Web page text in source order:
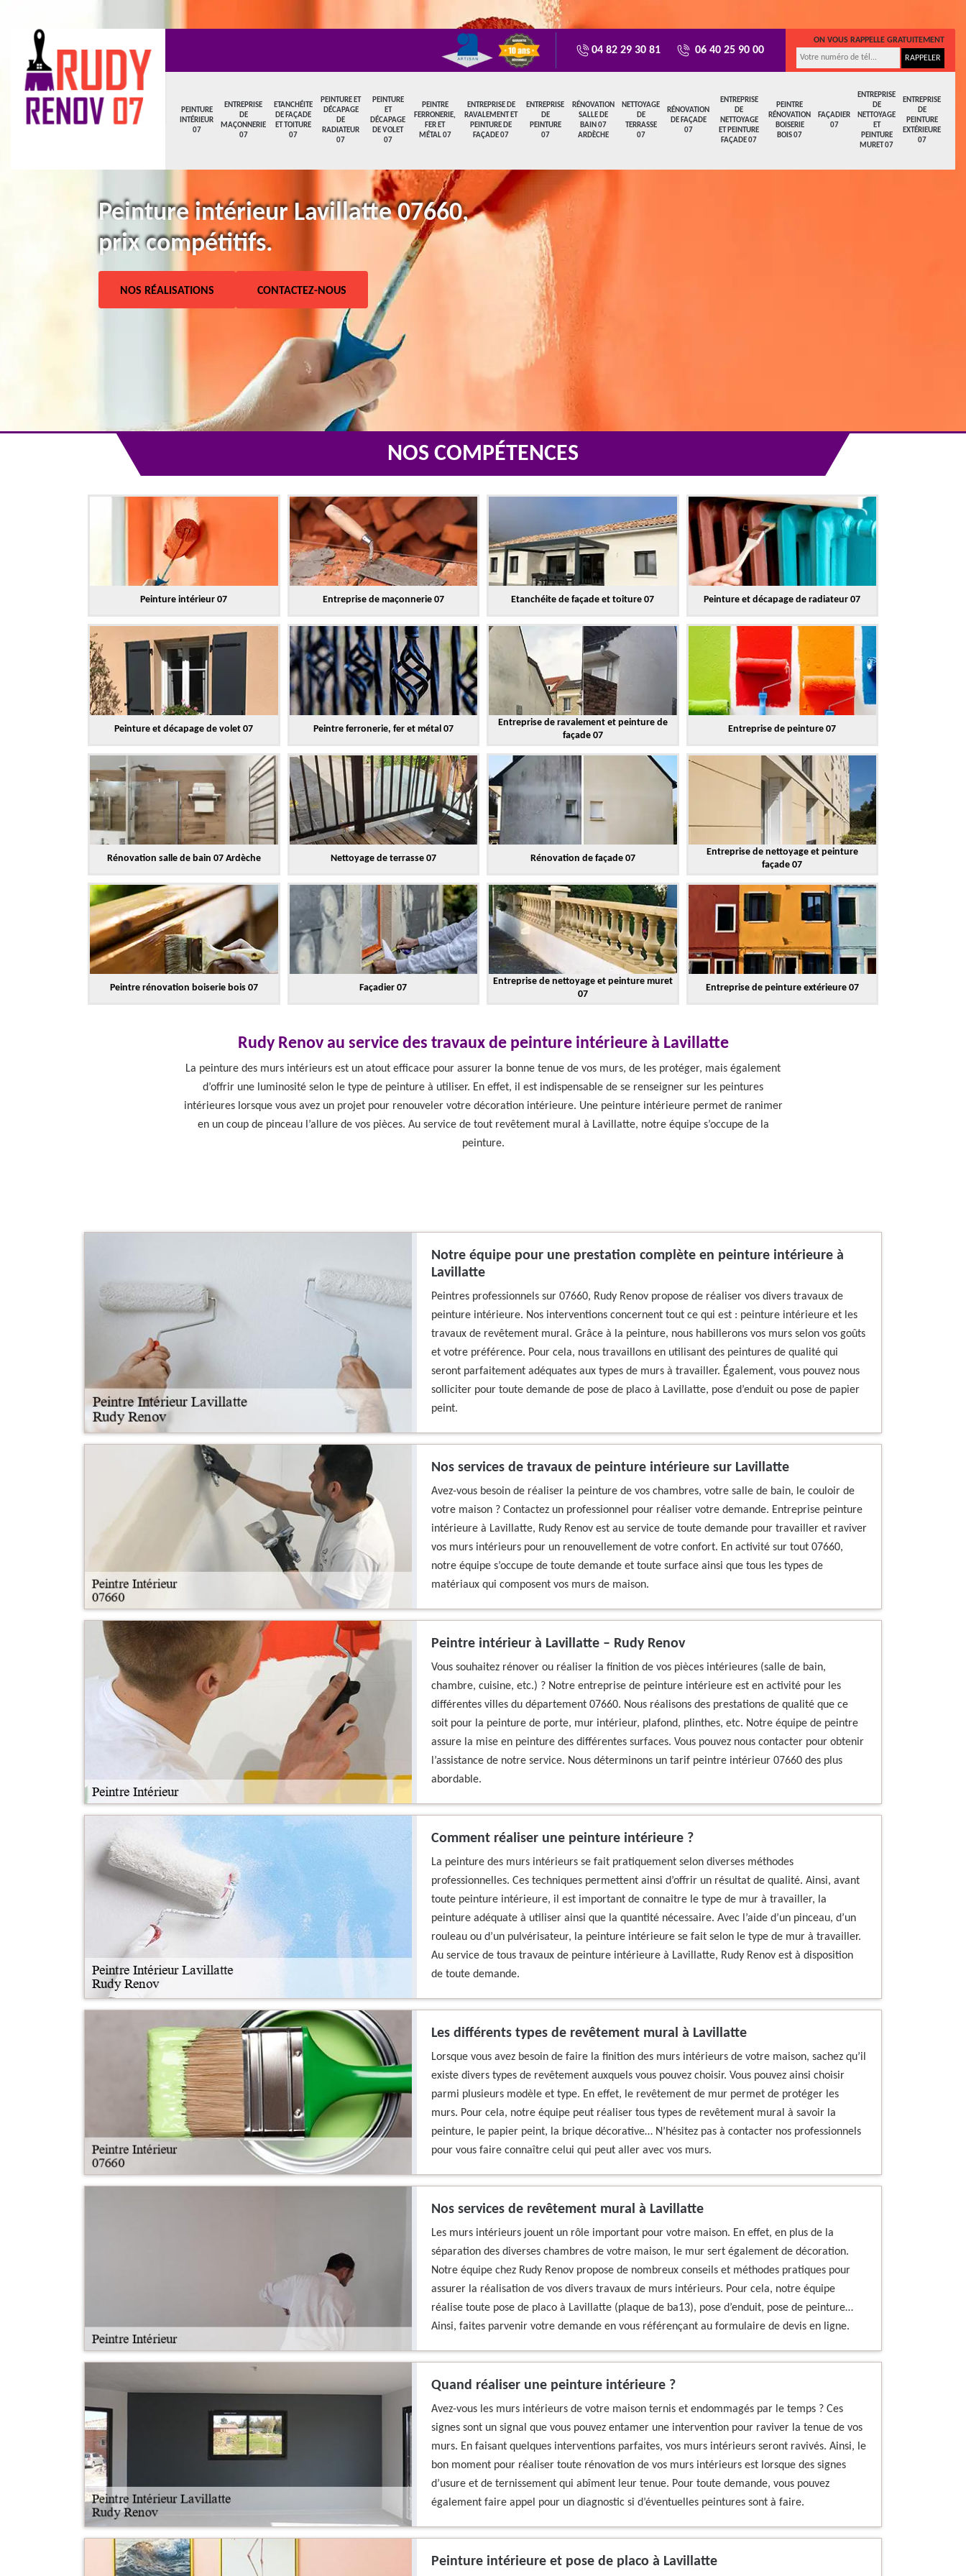
PEINTURE
INTÉRIEUR
07
ENTREPRISE
DE
MAÇONNERIE
07
ETANCHÉITE
DE FAÇADE
ET TOITURE
07
PEINTURE ET
DÉCAPAGE
DE
RADIATEUR
07
PEINTURE
ET
DÉCAPAGE
DE VOLET
07
PEINTRE
FERRONERIE,
FER ET
MÉTAL 07
ENTREPRISE DE
RAVALEMENT ET
PEINTURE DE
FAÇADE 07
ENTREPRISE
DE
PEINTURE
07
RÉNOVATION
SALLE DE
BAIN 07
ARDÈCHE
NETTOYAGE
DE
TERRASSE
07
RÉNOVATION
DE FAÇADE
07
ENTREPRISE
DE
NETTOYAGE
ET PEINTURE
FAÇADE 07
PEINTRE
RÉNOVATION
BOISERIE
BOIS 07
FAÇADIER
07
ENTREPRISE
DE
NETTOYAGE
ET
PEINTURE
MURET 07
ENTREPRISE
DE
PEINTURE
EXTÉRIEURE
07
04 82 29 30 81 06 40 25 90 00
ON VOUS RAPPELLE GRATUITEMENT
Peinture intérieur Lavillatte 07660,
prix compétitifs.
NOS RÉALISATIONS CONTACTEZ-NOUS
NOS COMPÉTENCES
Peinture intérieur 07 Entreprise de maçonnerie 07 Etanchéite de façade et toiture 07 Peinture et décapage de radiateur 07
Peinture et décapage de volet 07 Peintre ferronerie, fer et métal 07
Entreprise de ravalement et peinture de
façade 07
Entreprise de peinture 07
Rénovation salle de bain 07 Ardèche Nettoyage de terrasse 07 Rénovation de façade 07
Entreprise de nettoyage et peinture
façade 07
Peintre rénovation boiserie bois 07 Façadier 07
Entreprise de nettoyage et peinture muret
07
Entreprise de peinture extérieure 07
Rudy Renov au service des travaux de peinture intérieure à Lavillatte
La peinture des murs intérieurs est un atout efficace pour assurer la bonne tenue de vos murs, de les protéger, mais également
d’offrir une luminosité selon le type de peinture à utiliser. En effet, il est indispensable de se renseigner sur les peintures
intérieures lorsque vous avez un projet pour renouveler votre décoration intérieure. Une peinture intérieure permet de ranimer
en un coup de pinceau l’allure de vos pièces. Au service de tout revêtement mural à Lavillatte, notre équipe s’occupe de la
peinture.
Notre équipe pour une prestation complète en peinture intérieure à
Lavillatte
Peintres professionnels sur 07660, Rudy Renov propose de réaliser vos divers travaux de
peinture intérieure. Nos interventions concernent tout ce qui est : peinture intérieure et les
travaux de revêtement mural. Grâce à la peinture, nous habillerons vos murs selon vos goûts
et votre préférence. Pour cela, nous travaillons en utilisant des peintures de qualité qui
seront parfaitement adéquates aux types de murs à travailler. Également, vous pouvez nous
solliciter pour toute demande de pose de placo à Lavillatte, pose d’enduit ou pose de papier
peint.
Nos services de travaux de peinture intérieure sur Lavillatte
Avez-vous besoin de réaliser la peinture de vos chambres, votre salle de bain, le couloir de
votre maison ? Contactez un professionnel pour réaliser votre demande. Entreprise peinture
intérieure à Lavillatte, Rudy Renov est au service de toute demande pour travailler et raviver
vos murs intérieurs pour un renouvellement de votre confort. En activité sur tout 07660,
notre équipe s’occupe de toute demande et toute surface ainsi que tous les types de
matériaux qui composent vos murs de maison.
Peintre intérieur à Lavillatte – Rudy Renov
Vous souhaitez rénover ou réaliser la finition de vos pièces intérieures (salle de bain,
chambre, cuisine, etc.) ? Notre entreprise de peinture intérieure est en activité pour les
différentes villes du département 07660. Nous réalisons des prestations de qualité que ce
soit pour la peinture de porte, mur intérieur, plafond, plinthes, etc. Notre équipe de peintre
assure la mise en peinture des différentes surfaces. Vous pouvez nous contacter pour obtenir
l’assistance de notre service. Nous déterminons un tarif peintre intérieur 07660 des plus
abordable.
Comment réaliser une peinture intérieure ?
La peinture des murs intérieurs se fait pratiquement selon diverses méthodes
professionnelles. Ces techniques permettent ainsi d’offrir un résultat de qualité. Ainsi, avant
toute peinture intérieure, il est important de connaitre le type de mur à travailler, la
peinture adéquate à utiliser ainsi que la quantité nécessaire. Avec l’aide d’un pinceau, d’un
rouleau ou d’un pulvérisateur, la peinture intérieure se fait selon le type de mur à travailler.
Au service de tous travaux de peinture intérieure à Lavillatte, Rudy Renov est à disposition
de toute demande.
Les différents types de revêtement mural à Lavillatte
Lorsque vous avez besoin de faire la finition des murs intérieurs de votre maison, sachez qu’il
existe divers types de revêtement auxquels vous pouvez choisir. Vous pouvez ainsi choisir
parmi plusieurs modèle et type. En effet, le revêtement de mur permet de protéger les
murs. Pour cela, notre équipe peut réaliser tous types de revêtement mural à savoir la
peinture, le papier peint, la brique décorative… N’hésitez pas à contacter nos professionnels
pour vous faire connaître celui qui peut aller avec vos murs.
Nos services de revêtement mural à Lavillatte
Les murs intérieurs jouent un rôle important pour votre maison. En effet, en plus de la
séparation des diverses chambres de votre maison, le mur sert également de décoration.
Notre équipe chez Rudy Renov propose de nombreux conseils et méthodes pratiques pour
assurer la réalisation de vos divers travaux de murs intérieurs. Pour cela, notre équipe
réalise toute pose de placo à Lavillatte (plaque de ba13), pose d’enduit, pose de peinture…
Ainsi, faites parvenir votre demande en vous référençant au formulaire de devis en ligne.
Quand réaliser une peinture intérieure ?
Avez-vous les murs intérieurs de votre maison ternis et endommagés par le temps ? Ces
signes sont un signal que vous pouvez entamer une intervention pour raviver la tenue de vos
murs. En faisant quelques interventions parfaites, vos murs intérieurs seront ravivés. Ainsi, le
bon moment pour réaliser toute rénovation de vos murs intérieurs est lorsque des signes
d’usure et de ternissement qui abîment leur tenue. Pour toute demande, vous pouvez
également faire appel pour un diagnostic si d’éventuelles peintures sont à faire.
Peinture intérieure et pose de placo à Lavillatte